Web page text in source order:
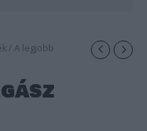
/ A legjobb